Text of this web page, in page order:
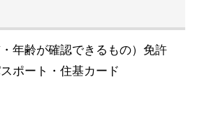
年齢が確認できるもの）免許
ポート・住基カード